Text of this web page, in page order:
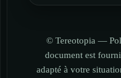
© Tereotopia —
document est
adapté à votre